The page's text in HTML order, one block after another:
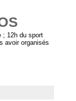
; 12h du sport
avoir organisés